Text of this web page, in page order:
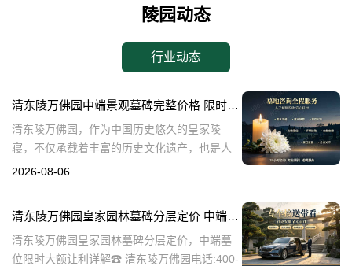
陵园动态
行业动态
清东陵万佛园中端景观墓碑完整价格 限时减免多年管理费详解
清东陵万佛园，作为中国历史悠久的皇家陵
寝，不仅承载着丰富的历史文化遗产，也是人
们缅怀先人、寄托哀思的重要场所。近年来，
清
2026-08-06
清东陵万佛园皇家园林墓碑分层定价 中端墓位限时大额让利详解
清东陵万佛园皇家园林墓碑分层定价，中端墓
位限时大额让利详解☎ 清东陵万佛园电话:400-